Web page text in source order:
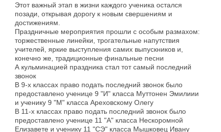
Этот важный этап в жизни каждого ученика остался
позади, открывая дорогу к новым свершениям и
достижениям.
Праздничные мероприятия прошли с особым размахом:
торжественные линейки, трогательные напутствия
учителей, яркие выступления самих выпускников и,
конечно же, традиционные финальные песни
А кульминацией праздника стал тот самый последний
звонок
В 9-х классах право подать последний звонок было
предоставлено ученице 9 "И" класса Муттонен Эмилиии
и ученику 9 "М" класса Ареховскому Олегу
В 11-х классах право подать последний звонок было
предоставлено ученице 11 "А" класса Нескоромной
Елизавете и ученику 11 "СЭ" класса Мышковец Ивану